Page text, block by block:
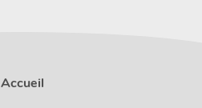
Accueil